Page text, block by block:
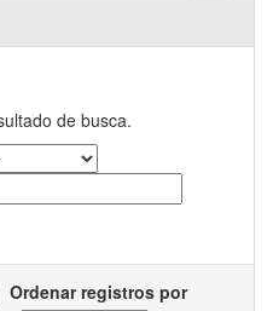
de busca.
Ordenar registros por